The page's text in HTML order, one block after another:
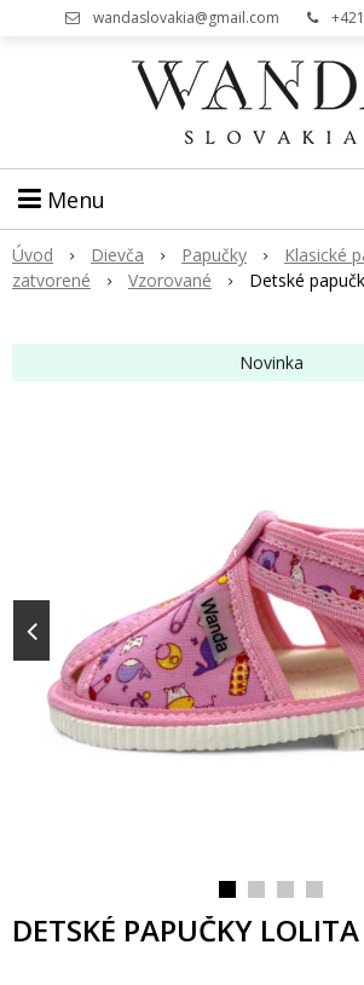
wandaslovakia@gmail.com
Menu
Úvod Dievča Papučky Klasické
zatvorené
Vzorované Detské
Novinka
DETSKÉ PAPUČKY LOLITA